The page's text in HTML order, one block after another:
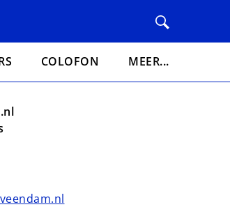
COLOFON MEER...